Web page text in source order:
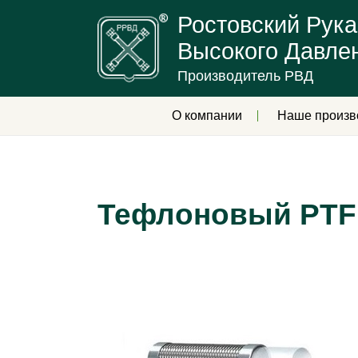
Ростовский
Высокого
Производитель РВД
О компании Наше
Тефлоновый